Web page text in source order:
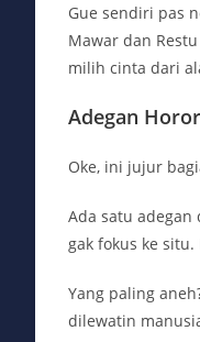
Gue sendiri pas
Mawar dan
milih cinta dari
Adegan
Oke, ini jujur
Ada satu
gak fokus ke
Yang paling
dilewatin